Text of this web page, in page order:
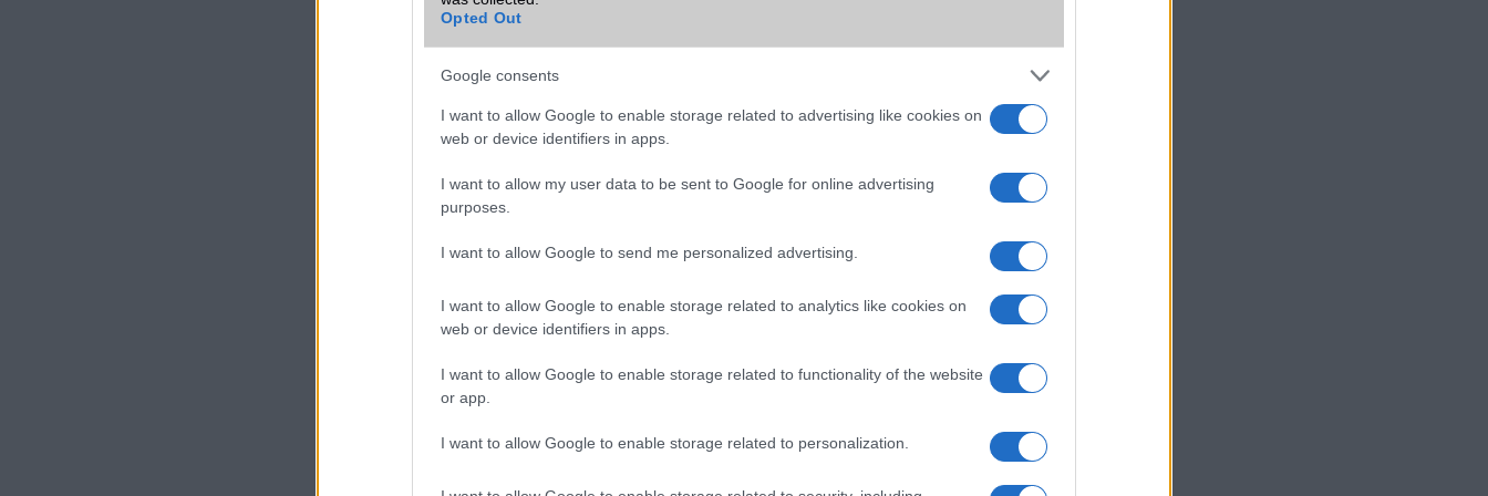
Opted Out
Google consents
I want to allow Google to enable storage related to advertising like cookies on
web or device identifiers in apps.
I want to allow my user data to be sent to Google for online advertising
purposes.
I want to allow Google to send me personalized advertising.
I want to allow Google to enable storage related to analytics like cookies on
web or device identifiers in apps.
I want to allow Google to enable storage related to functionality of the website
or app.
I want to allow Google to enable storage related to personalization.
Infraport
Bluetooth v5,x
Wi-Fi (alap)g/b v6 (ax)
Wi-Fi extra
Wi-Fi HotSpot Van